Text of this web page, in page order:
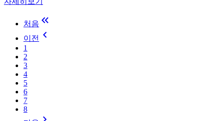
처음 keyboard_double_arrow_left
이전 keyboard_arrow_left
1
2
3
4
5
6
7
8